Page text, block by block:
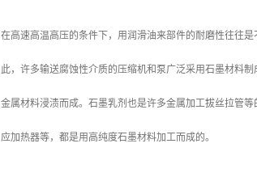
在高速高温高压的条件下，用润滑油来部件的耐磨性往往
此，许多输送腐蚀性介质的压缩机和泵广泛采用石墨材料
金属材料浸渍而成。石墨乳剂也是许多金属加工拔丝拉管
应加热器等，都是用高纯度石墨材料加工而成的。